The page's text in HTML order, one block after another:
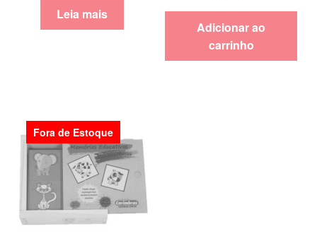
Leia mais
Adicionar ao
carrinho
Fora de Estoque